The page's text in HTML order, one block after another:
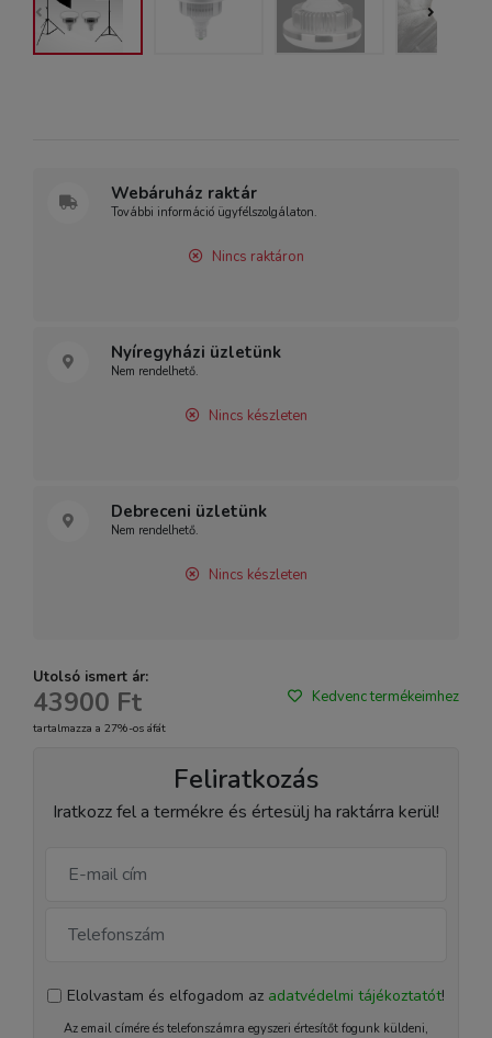
Webáruház raktár
További információ ügyfélszolgálaton.
Nincs raktáron
Nyíregyházi üzletünk
Nem rendelhető.
Nincs készleten
Debreceni üzletünk
Nem rendelhető.
Nincs készleten
Utolsó ismert ár:
43900 Ft
tartalmazza a 27%-os áfát
Kedvenc termékeimhez
Feliratkozás
Iratkozz fel a termékre és értesülj ha raktárra kerül!
Elolvastam és elfogadom az adatvédelmi tájékoztatót!
Az email címére és telefonszámra egyszeri értesítőt fogunk küldeni,